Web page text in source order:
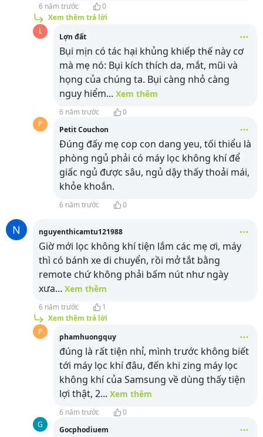
6 năm trước
0
Xem thêm trả lời
L
Lợn đất
Bụi mịn có tác hại khủng khiếp thế này cơ
mà mẹ nó: Bụi kích thích da, mắt, mũi và
họng của chúng ta. Bụi càng nhỏ càng
nguy hiểm... Xem thêm
6 năm trước
0
P
Petit Couchon
Đúng đấy mẹ cop con dang yeu, tối thiểu là
phòng ngủ phải có máy lọc không khí để
giấc ngủ được sâu, ngủ dậy thấy thoải mái,
khỏe khoắn.
6 năm trước 0
N nguyenthicamtu121988
Giờ mới lọc không khí tiện lắm các mẹ ơi, máy
thì có bánh xe di chuyển, rồi mở tắt bằng
remote chứ không phải bấm nút như ngày
xưa... Xem thêm
6 năm trước
1
Xem thêm trả lời
P
phamhuongquy
đúng là rất tiện nhỉ, mình trước không biết
tới máy lọc khí đâu, đến khi zing máy lọc
không khí của Samsung về dùng thấy tiện
lợi thật, 2... Xem thêm
6 năm trước
0
G
Gocphodiuem